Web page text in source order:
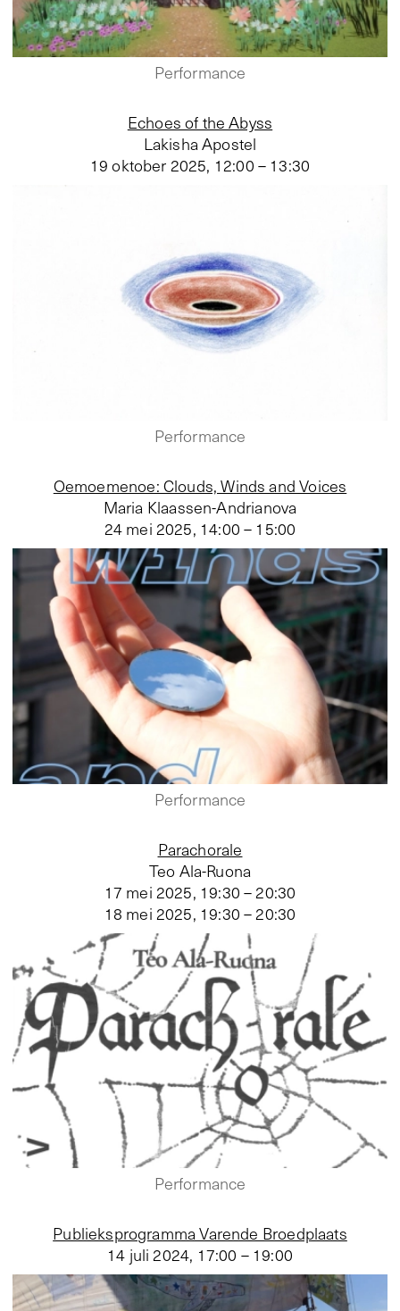
Performance
Echoes of the Abyss
Lakisha Apostel
19 oktober 2025, 12:00 – 13:30
Performance
Oemoemenoe: Clouds, Winds and Voices
Maria Klaassen-Andrianova
24 mei 2025, 14:00 – 15:00
Performance
Parachorale
Teo Ala-Ruona
17 mei 2025, 19:30 – 20:30
18 mei 2025, 19:30 – 20:30
Performance
Publieksprogramma Varende Broedplaats
14 juli 2024, 17:00 – 19:00